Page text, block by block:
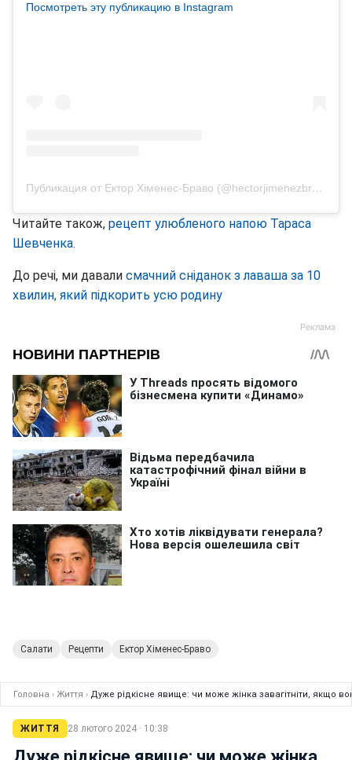
Посмотреть эту публикацию в Instagram
Публикация от Ектор Хіменес-Браво (@hectorjimenezbravo)
Читайте також, рецепт улюбленого напою Тараса
Шевченка.
До речі, ми давали смачний сніданок з лаваша за 10
хвилин, який підкорить усю родину
Салати Рецепти Ектор Хіменес-Браво
Головна › Життя › Дуже рідкісне явище: чи може жінка завагітніти, якщо
ЖИТТЯ 28 лютого 2024 · 10:38